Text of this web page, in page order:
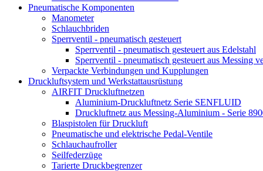
Pneumatische Komponenten
Manometer
Schlauchbriden
Sperrventil - pneumatisch gesteuert
Sperrventil - pneumatisch gesteuert aus Edelstahl
Sperrventil - pneumatisch gesteuert aus Messing
Verpackte Verbindungen und Kupplungen
Druckluftsystem und Werkstattausrüstung
AIRFIT Druckluftnetzen
Aluminium-Druckluftnetz Serie SENFLUID
Druckluftnetz aus Messing-Aluminium - Serie
Blaspistolen für Druckluft
Pneumatische und elektrische Pedal-Ventile
Schlauchaufroller
Seilfederzüge
Tarierte Druckbegrenzer